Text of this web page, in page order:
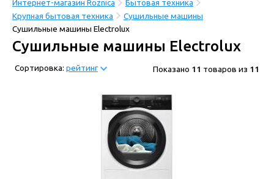
Интернет-магазин Roznica
Бытовая техника
Крупная бытовая техника
Сушильные машины
Сушильные машины Electrolux
Сушильные машины Electrolux
Сортировка: рейтинг Показано 11 товаров из 11